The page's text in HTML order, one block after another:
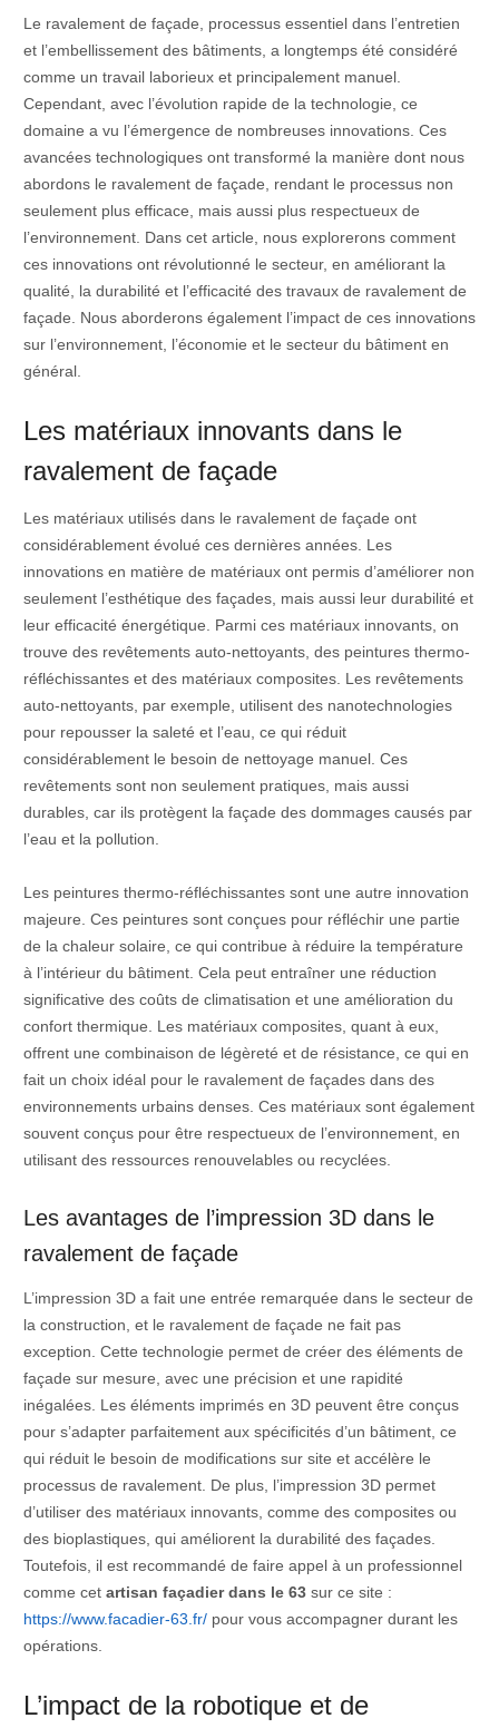
Le ravalement de façade, processus essentiel dans l’entretien
et l’embellissement des bâtiments, a longtemps été considéré
comme un travail laborieux et principalement manuel.
Cependant, avec l’évolution rapide de la technologie, ce
domaine a vu l’émergence de nombreuses innovations. Ces
avancées technologiques ont transformé la manière dont nous
abordons le ravalement de façade, rendant le processus non
seulement plus efficace, mais aussi plus respectueux de
l’environnement. Dans cet article, nous explorerons comment
ces innovations ont révolutionné le secteur, en améliorant la
qualité, la durabilité et l’efficacité des travaux de ravalement de
façade. Nous aborderons également l’impact de ces innovations
sur l’environnement, l’économie et le secteur du bâtiment en
général.
Les matériaux innovants dans le
ravalement de façade
Les matériaux utilisés dans le ravalement de façade ont
considérablement évolué ces dernières années. Les
innovations en matière de matériaux ont permis d’améliorer non
seulement l’esthétique des façades, mais aussi leur durabilité et
leur efficacité énergétique. Parmi ces matériaux innovants, on
trouve des revêtements auto-nettoyants, des peintures thermo-
réfléchissantes et des matériaux composites. Les revêtements
auto-nettoyants, par exemple, utilisent des nanotechnologies
pour repousser la saleté et l’eau, ce qui réduit
considérablement le besoin de nettoyage manuel. Ces
revêtements sont non seulement pratiques, mais aussi
durables, car ils protègent la façade des dommages causés par
l’eau et la pollution.
Les peintures thermo-réfléchissantes sont une autre innovation
majeure. Ces peintures sont conçues pour réfléchir une partie
de la chaleur solaire, ce qui contribue à réduire la température
à l’intérieur du bâtiment. Cela peut entraîner une réduction
significative des coûts de climatisation et une amélioration du
confort thermique. Les matériaux composites, quant à eux,
offrent une combinaison de légèreté et de résistance, ce qui en
fait un choix idéal pour le ravalement de façades dans des
environnements urbains denses. Ces matériaux sont également
souvent conçus pour être respectueux de l’environnement, en
utilisant des ressources renouvelables ou recyclées.
Les avantages de l’impression 3D dans le
ravalement de façade
L’impression 3D a fait une entrée remarquée dans le secteur de
la construction, et le ravalement de façade ne fait pas
exception. Cette technologie permet de créer des éléments de
façade sur mesure, avec une précision et une rapidité
inégalées. Les éléments imprimés en 3D peuvent être conçus
pour s’adapter parfaitement aux spécificités d’un bâtiment, ce
qui réduit le besoin de modifications sur site et accélère le
processus de ravalement. De plus, l’impression 3D permet
d’utiliser des matériaux innovants, comme des composites ou
des bioplastiques, qui améliorent la durabilité des façades.
Toutefois, il est recommandé de faire appel à un professionnel
comme cet artisan façadier dans le 63 sur ce site :
https://www.facadier-63.fr/pour vous accompagner durant les
opérations.
L’impact de la robotique et de